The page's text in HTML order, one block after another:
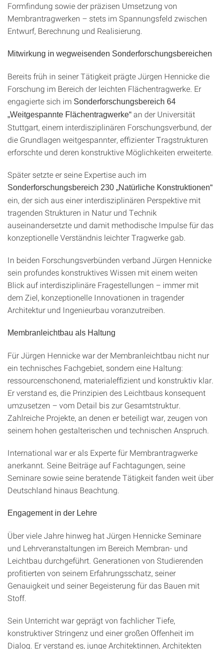
Formfindung sowie der präzisen Umsetzung von
Membrantragwerken – stets im Spannungsfeld zwischen
Entwurf, Berechnung und Realisierung.
Mitwirkung in wegweisenden Sonderforschungsbereichen
Bereits früh in seiner Tätigkeit prägte Jürgen Hennicke die
Forschung im Bereich der leichten Flächentragwerke. Er
engagierte sich im Sonderforschungsbereich 64
„Weitgespannte Flächentragwerke“ an der Universität
Stuttgart, einem interdisziplinären Forschungsverbund, der
die Grundlagen weitgespannter, effizienter Tragstrukturen
erforschte und deren konstruktive Möglichkeiten erweiterte.
Später setzte er seine Expertise auch im
Sonderforschungsbereich 230 „Natürliche Konstruktionen“
ein, der sich aus einer interdisziplinären Perspektive mit
tragenden Strukturen in Natur und Technik
auseinandersetzte und damit methodische Impulse für das
konzeptionelle Verständnis leichter Tragwerke gab.
In beiden Forschungsverbünden verband Jürgen Hennicke
sein profundes konstruktives Wissen mit einem weiten
Blick auf interdisziplinäre Fragestellungen – immer mit
dem Ziel, konzeptionelle Innovationen in tragender
Architektur und Ingenieurbau voranzutreiben.
Membranleichtbau als Haltung
Für Jürgen Hennicke war der Membranleichtbau nicht nur
ein technisches Fachgebiet, sondern eine Haltung:
ressourcenschonend, materialeffizient und konstruktiv klar.
Er verstand es, die Prinzipien des Leichtbaus konsequent
umzusetzen – vom Detail bis zur Gesamtstruktur.
Zahlreiche Projekte, an denen er beteiligt war, zeugen von
seinem hohen gestalterischen und technischen Anspruch.
International war er als Experte für Membrantragwerke
anerkannt. Seine Beiträge auf Fachtagungen, seine
Seminare sowie seine beratende Tätigkeit fanden weit über
Deutschland hinaus Beachtung.
Engagement in der Lehre
Über viele Jahre hinweg hat Jürgen Hennicke Seminare
und Lehrveranstaltungen im Bereich Membran- und
Leichtbau durchgeführt. Generationen von Studierenden
profitierten von seinem Erfahrungsschatz, seiner
Genauigkeit und seiner Begeisterung für das Bauen mit
Stoff.
Sein Unterricht war geprägt von fachlicher Tiefe,
konstruktiver Stringenz und einer großen Offenheit im
Dialog. Er verstand es, junge Architektinnen, Architekten